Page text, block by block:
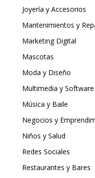
Joyería y Accesorios
Mantenimientos y
Marketing Digital
Mascotas
Moda y Diseño
Multimedia y Software
Música y Baile
Negocios y
Niños y Salud
Redes Sociales
Restaurantes y Bares